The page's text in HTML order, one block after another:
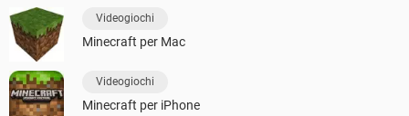
Videogiochi
Minecraft per Mac
Videogiochi
Minecraft per iPhone